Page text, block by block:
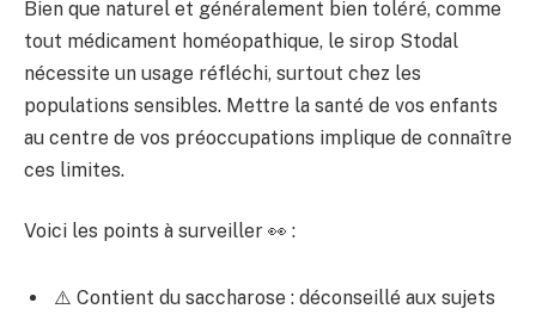
Bien que naturel et généralement bien toléré, comme
tout médicament homéopathique, le sirop Stodal
nécessite un usage réfléchi, surtout chez les
populations sensibles. Mettre la santé de vos enfants
au centre de vos préoccupations implique de connaître
ces limites.
Voici les points à surveiller 👀 :
⚠️ Contient du saccharose : déconseillé aux sujets